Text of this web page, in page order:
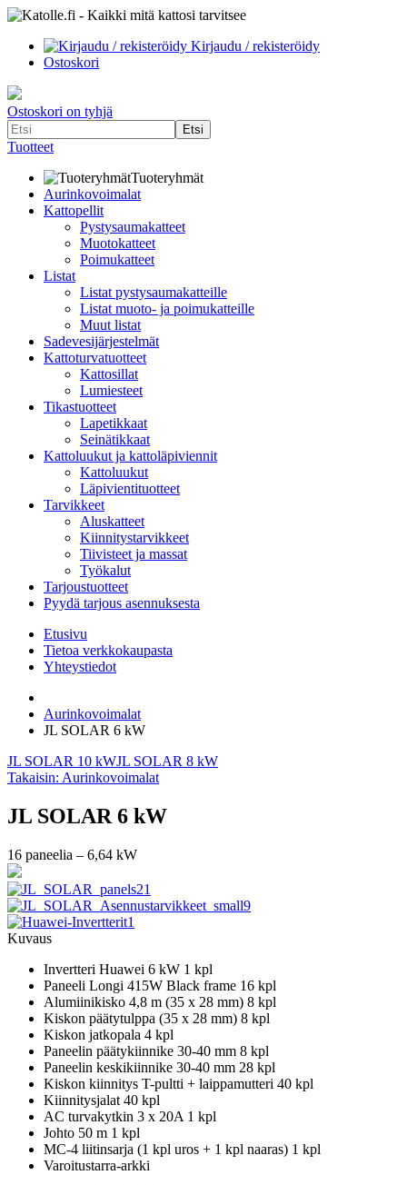
Kirjaudu / rekisteröidy
Ostoskori
Ostoskori on tyhjä
Tuotteet
Tuoteryhmät
Aurinkovoimalat
Kattopellit
Pystysaumakatteet
Muotokatteet
Poimukatteet
Listat
Listat pystysaumakatteille
Listat muoto- ja poimukatteille
Muut listat
Sadevesijärjestelmät
Kattoturvatuotteet
Kattosillat
Lumiesteet
Tikastuotteet
Lapetikkaat
Seinätikkaat
Kattoluukut ja kattoläpiviennit
Kattoluukut
Läpivientituotteet
Tarvikkeet
Aluskatteet
Kiinnitystarvikkeet
Tiivisteet ja massat
Työkalut
Tarjoustuotteet
Pyydä tarjous asennuksesta
Etusivu
Tietoa verkkokaupasta
Yhteystiedot
Aurinkovoimalat
JL SOLAR 6 kW
JL SOLAR 10 kWJL SOLAR 8 kW
Takaisin: Aurinkovoimalat
JL SOLAR 6 kW
16 paneelia – 6,64 kW
Kuvaus
Invertteri Huawei 6 kW 1 kpl
Paneeli Longi 415W Black frame 16 kpl
Alumiinikisko 4,8 m (35 x 28 mm) 8 kpl
Kiskon päätytulppa (35 x 28 mm) 8 kpl
Kiskon jatkopala 4 kpl
Paneelin päätykiinnike 30-40 mm 8 kpl
Paneelin keskikiinnike 30-40 mm 28 kpl
Kiskon kiinnitys T-pultti + laippamutteri 40 kpl
Kiinnitysjalat 40 kpl
AC turvakytkin 3 x 20A 1 kpl
Johto 50 m 1 kpl
MC-4 liitinsarja (1 kpl uros + 1 kpl naaras) 1 kpl
Varoitustarra-arkki